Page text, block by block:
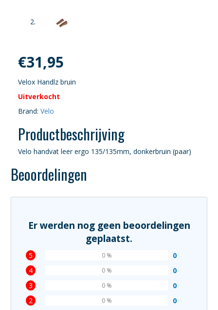
€31,95
Velox Handlz bruin
Uitverkocht
Brand:Velo
Productbeschrijving
Velo handvat leer ergo 135/135mm, donkerbruin (paar)
Beoordelingen
Er werden nog geen beoordelingen
geplaatst.
5 0
0 %
4 0
0 %
3 0
0 %
2 0
0 %